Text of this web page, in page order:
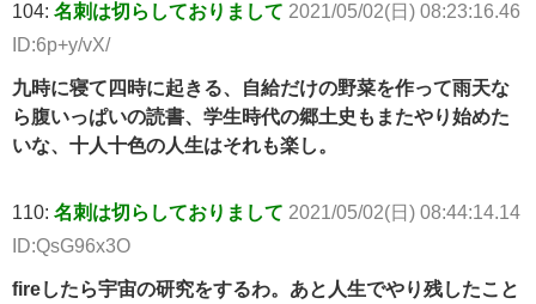
104: 名刺は切らしておりまして 2021/05/02(日) 08:23:16.46
ID:6p+y/vX/
九時に寝て四時に起きる、自給だけの野菜を作って雨天な
ら腹いっぱいの読書、学生時代の郷土史もまたやり始めた
いな、十人十色の人生はそれも楽し。
110: 名刺は切らしておりまして 2021/05/02(日) 08:44:14.14
ID:QsG96x3O
fireしたら宇宙の研究をするわ。あと人生でやり残したこと